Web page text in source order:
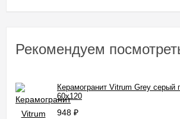
Рекомендуем
Керамогранит Vitrum Grey серый
60x120
948 ₽